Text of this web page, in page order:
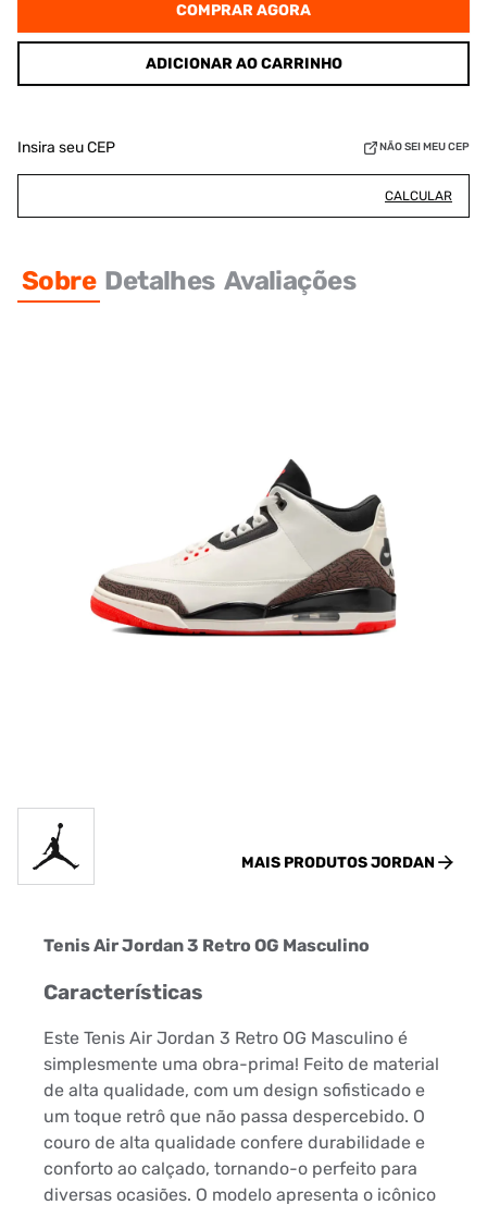
COMPRAR AGORA
ADICIONAR AO CARRINHO
Insira seu CEP NÃO SEI MEU CEP
CALCULAR
Sobre Detalhes Avaliações
MAIS PRODUTOSJORDAN
Tenis Air Jordan 3 Retro OG Masculino
Características
Este Tenis Air Jordan 3 Retro OG Masculino é
simplesmente uma obra-prima! Feito de material
de alta qualidade, com um design sofisticado e
um toque retrô que não passa despercebido. O
couro de alta qualidade confere durabilidade e
conforto ao calçado, tornando-o perfeito para
diversas ocasiões. O modelo apresenta o icônico